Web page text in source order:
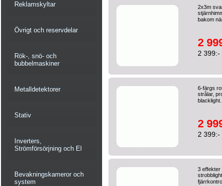
Reklamskyltar
Övrigt och reservdelar
Rök-, snö- och
bubbelmaskiner
Metalldetektorer
Stativ
Inverters,
Strömförsörjning och El
Bevakningskameror och
system
2x3m
bakom
2
2 399:-
6-färgs
strålar,
2
2 399:-
3 effekter